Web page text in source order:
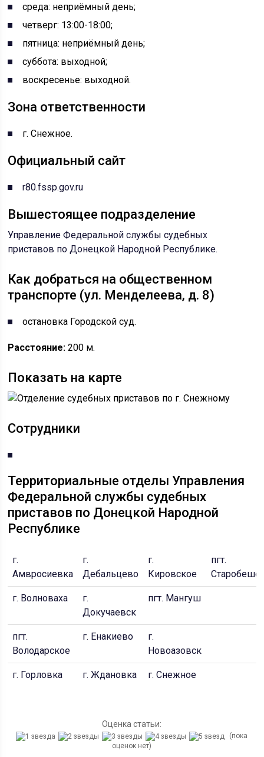
среда: неприёмный день;
четверг: 13:00-18:00;
пятница: неприёмный день;
суббота: выходной;
воскресенье: выходной.
Зона ответственности
г. Снежное.
Официальный сайт
r80.fssp.gov.ru
Вышестоящее подразделение
Управление Федеральной службы судебных
приставов по Донецкой Народной Республике.
Как добраться на общественном
транспорте (ул. Менделеева, д. 8)
остановка Городской суд.
Расстояние: 200 м.
Показать на карте
Сотрудники
Территориальные отделы Управления
Федеральной службы судебных
приставов по Донецкой Народной
Республике
г.
Амвросиевка
г.
Дебальцево
г.
Кировское
пгт.
г. Волноваха
г.
Докучаевск
пгт. Мангуш
пгт.
Володарское
г. Енакиево
г.
Новоазовск
г. Горловка г. Ждановка г. Снежное
Оценка статьи:
(пока
оценок нет)